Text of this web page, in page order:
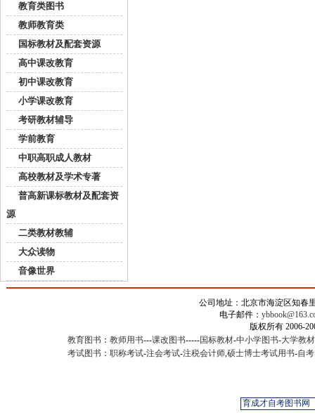
教育类图书
教师教育类
国标教材及配套资源
高中课改教育
初中课改教育
小学课改教育
考研教材辅导
学前教育
中职高职成人教材
高校教材及学术专著
普高新课标教材及配套资
源
二类教材教辅
大众读物
音像世界
公司地址：北京市海淀区知春
电子邮件：
版权所有 2006-
教育图书 ： 教师用书---课改图书-----国标教材-中小学图书-大学教材
考试图书 ： 职称考试-注会考试-注税会计师,硕士博士考试用书-自